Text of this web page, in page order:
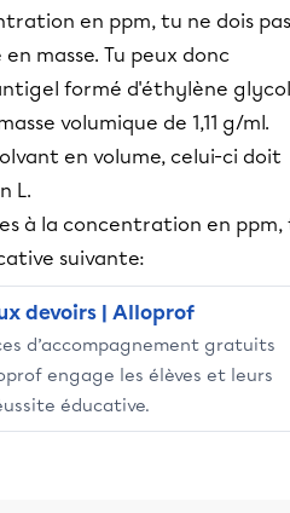
en ppm, tu ne dois pas
masse. Tu peux donc
formé d'éthylène glycol
volumique de 1,11 g/ml.
en volume, celui-ci doit
L.
à la concentration en ppm,
suivante:
devoirs | Alloprof
d’accompagnement gratuits
engage les élèves et leurs
éducative.